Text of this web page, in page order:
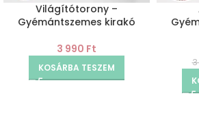
Világítótorony –
Gyémántszemes kirakó
3 990 Ft
KOSÁRBA TESZEM